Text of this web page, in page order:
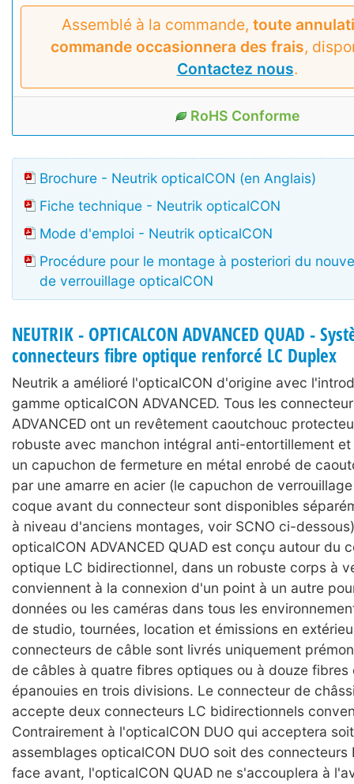
Assemblé à la commande, toute
commande occasionnera des frais,
Contactez nous.
RoHS Conforme
Brochure - Neutrik opticalCON (en Anglais)
Fiche technique - Neutrik opticalCON
Mode d'emploi - Neutrik opticalCON
Procédure pour le montage à posteriori du
de verrouillage opticalCON
NEUTRIK - OPTICALCON ADVANCED QUAD -
connecteurs fibre optique renforcé LC Duplex
Neutrik a amélioré l'opticalCON d'origine avec
gamme opticalCON ADVANCED. Tous les
ADVANCED ont un revêtement caoutchouc
robuste avec manchon intégral anti-entortillement
un capuchon de fermeture en métal enrobé de
par une amarre en acier (le capuchon de
coque avant du connecteur sont disponibles
à niveau d'anciens montages, voir SCNO ci-
opticalCON ADVANCED QUAD est conçu autour du
optique LC bidirectionnel, dans un robuste corps à
conviennent à la connexion d'un point à un autre
données ou les caméras dans tous les
de studio, tournées, location et émissions en
connecteurs de câble sont livrés uniquement
de câbles à quatre fibres optiques ou à douze fibres
épanouies en trois divisions. Le connecteur de
accepte deux connecteurs LC bidirectionnels
Contrairement à l'opticalCON DUO qui acceptera
assemblages opticalCON DUO soit des connecteurs
face avant, l'opticalCON QUAD ne s'accouplera à